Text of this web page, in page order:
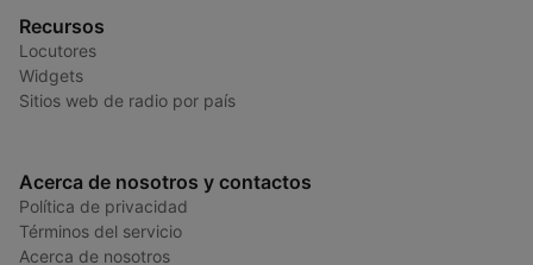
Recursos
Locutores
Widgets
Sitios web de radio por país
Acerca de nosotros y contactos
Política de privacidad
Términos del servicio
Acerca de nosotros